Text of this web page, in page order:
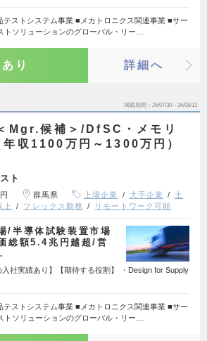
テストシステム事業 ■メカトロニクス関連事業 ■サー
トソリューションのグローバル・リー…
り 詳細へ
掲載期間 26/07/30～26/08/12
Mgr.候補＞/DfSC・メモリ
年収1100万円～1300万円）
ト
群馬県 上場企業 大手企業
土
上 フレックス勤務 リモートワーク可能
/半導体試験装置市場
総額5.4兆円越超/営
入社実績あり】【期待する役割】 ・Design for Supply
テストシステム事業 ■メカトロニクス関連事業 ■サー
トソリューションのグローバル・リー…